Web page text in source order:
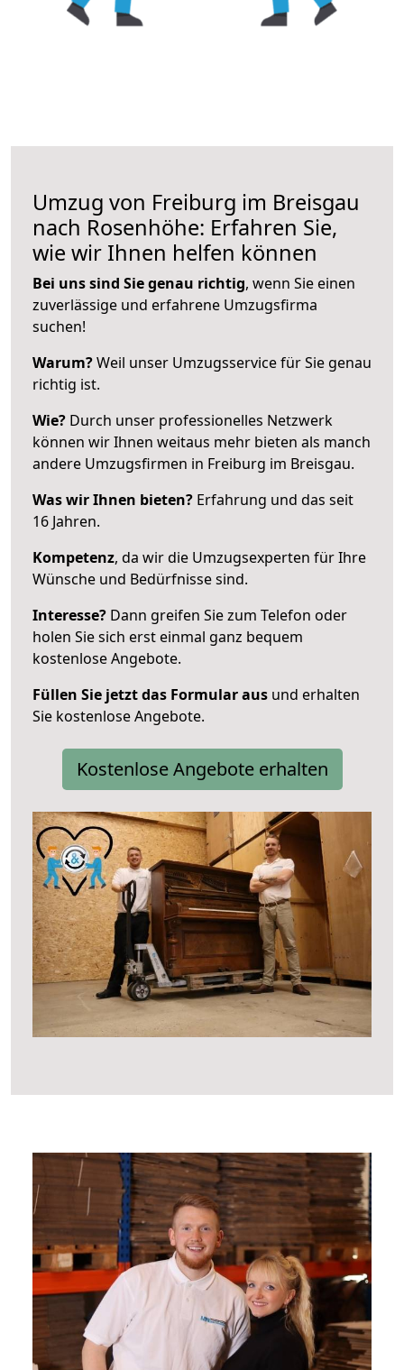
Umzug von Freiburg im Breisgau
nach Rosenhöhe: Erfahren Sie,
wie wir Ihnen helfen können
Bei uns sind Sie genau richtig, wenn Sie einen
zuverlässige und erfahrene Umzugsfirma
suchen!
Warum?Weil unser Umzugsservice für Sie genau
richtig ist.
Wie? Durch unser professionelles Netzwerk
können wir Ihnen weitaus mehr bieten als manch
andere Umzugsfirmen in Freiburg im Breisgau.
Was wir Ihnen bieten? Erfahrung und das seit
16 Jahren.
Kompetenz, da wir die Umzugsexperten für Ihre
Wünsche und Bedürfnisse sind.
Interesse? Dann greifen Sie zum Telefon oder
holen Sie sich erst einmal ganz bequem
kostenlose Angebote.
Füllen Sie jetzt das Formular aus und erhalten
Sie kostenlose Angebote.
Kostenlose Angebote erhalten